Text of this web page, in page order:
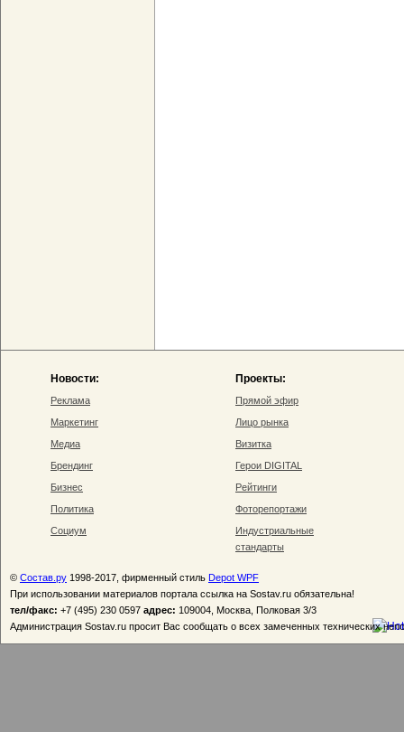
Новости:
Реклама
Маркетинг
Медиа
Брендинг
Бизнес
Политика
Социум
Проекты:
Прямой эфир
Лицо рынка
Визитка
Герои DIGITAL
Рейтинги
Фоторепортажи
Индустриальные
стандарты
© Состав.ру 1998-2017, фирменный стиль Depot WPF
При использовании материалов портала ссылка на Sostav.ru обязательна!
тел/факс: +7 (495) 230 0597 адрес: 109004, Москва, Полковая 3/3
Администрация Sostav.ru просит Вас сообщать о всех замеченных технических